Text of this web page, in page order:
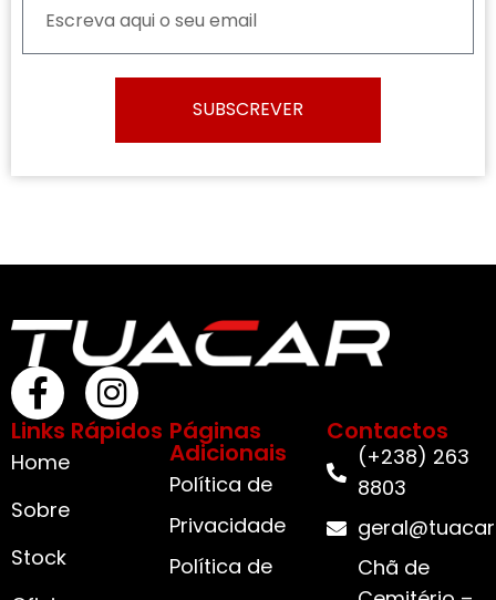
SUBSCREVER
Links Rápidos
Home
Sobre
Stock
Páginas
Adicionais
Política de
Privacidade
Política de
Contactos
(+238) 263
8803
Chã de